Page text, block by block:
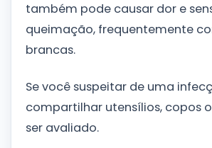
também pode causar dor e
queimação, frequentemente
brancas.
Se você suspeitar de uma
compartilhar utensílios, copos
ser avaliado.